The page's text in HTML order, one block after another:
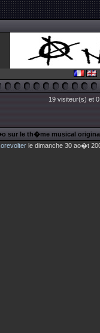
19 visiteur(s) et
sur le th�me musical
le dimanche 30 ao�t